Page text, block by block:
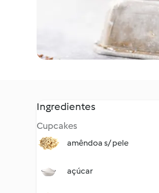
Ingredientes
Cupcakes
amêndoa s/ pele
açúcar